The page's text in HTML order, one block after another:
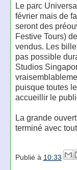
Le parc
février mais de
seront des
Festive Tours)
vendus. Les
pas possible
Studios
puisque toutes
accueillir le
La grande
terminé avec
Publié à 10:33